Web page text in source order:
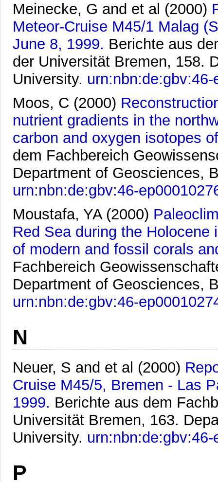
Meinecke, G and et al (2000)
Meteor-Cruise M45/1 Malag
June 8, 1999. Berichte aus
der Universität Bremen, 158.
University.
Moos, C (2000)
nutrient gradients in the
carbon and oxygen isotopes
dem Fachbereich
Department of Geosciences,
urn:nbn:de:gbv:46-
Moustafa, YA (2000)
Red Sea during the
of modern and fossil corals
Fachbereich
Department of Geosciences,
urn:nbn:de:gbv:46-
N
Neuer, S and et al (2000)
Cruise M45/5, Bremen - Las
1999. Berichte aus dem
Universität Bremen, 163.
University.
P